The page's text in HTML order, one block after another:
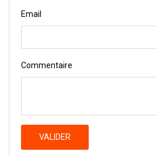
Email
Commentaire
VALIDER